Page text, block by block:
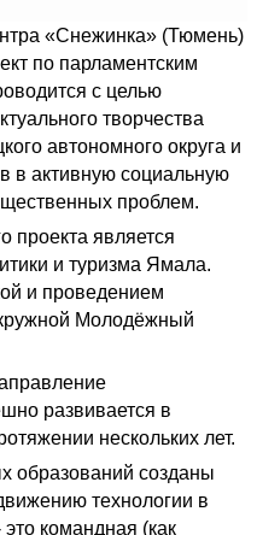
«Снежинка» (Тюмень)
по парламентским
с целью
творчества
автономного округа и
в активную социальную
проблем.
проекта является
и туризма Ямала.
и проведением
Молодёжный
развивается в
нескольких лет.
образований созданы
технологии в
командная (как